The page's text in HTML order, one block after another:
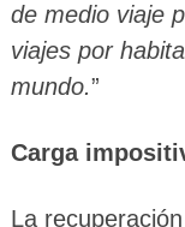
de medio viaje
viajes por
mundo.”
Carga
La